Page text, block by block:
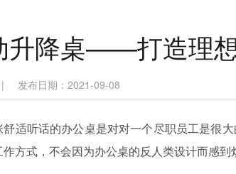
升降桌——打造理
| 发布日期：2021-09-08
舒适听话的办公桌是对对一个尽职员工是很
方式，不会因为办公桌的反人类设计而感到